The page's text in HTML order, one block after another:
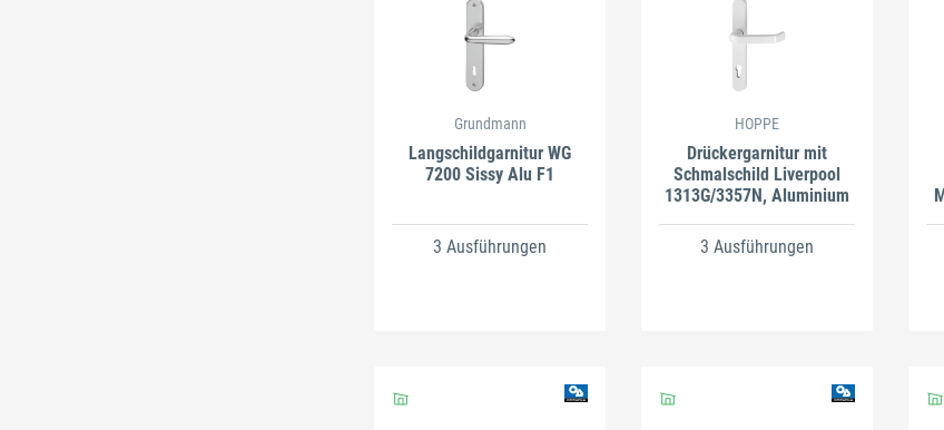
Grundmann
Langschildgarnitur WG
7200 Sissy Alu F1
3 Ausführungen
HOPPE
Drückergarnitur mit
Schmalschild Liverpool
1313G/3357N, Aluminium
3 Ausführungen